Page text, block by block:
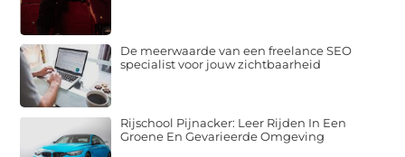
De meerwaarde van een freelance SEO
specialist voor jouw zichtbaarheid
Rijschool Pijnacker: Leer Rijden In Een
Groene En Gevarieerde Omgeving